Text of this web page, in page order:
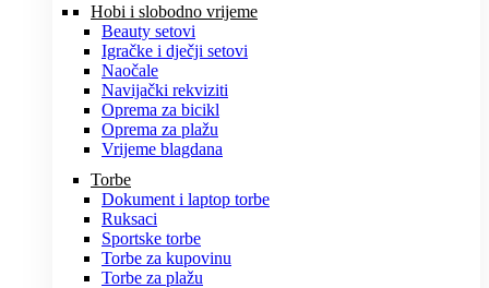
Hobi i slobodno vrijeme
Beauty setovi
Igračke i dječji setovi
Naočale
Navijački rekviziti
Oprema za bicikl
Oprema za plažu
Vrijeme blagdana
Torbe
Dokument i laptop torbe
Ruksaci
Sportske torbe
Torbe za kupovinu
Torbe za plažu